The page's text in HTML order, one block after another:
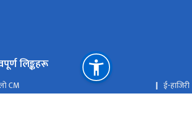
लिङ्कहरू
CM
ई-हाजिरी